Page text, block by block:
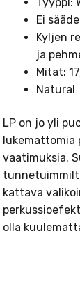
Ei
Kyljen
ja
Mitat:
Natural
LP on jo yli
lukemattomia
vaatimuksia.
kattava
olla